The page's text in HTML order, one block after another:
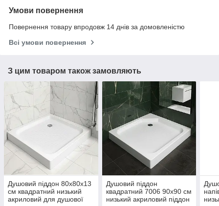
Умови повернення
Повернення товару впродовж 14 днів за домовленістю
Всі умови повернення
З цим товаром також замовляють
Душовий піддон 80x80х13
см квадратний низький
акриловий для душової
Душовий піддон
квадратний 7006 90x90 см
низький акриловий піддон